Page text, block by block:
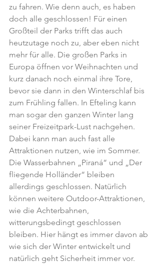
zu fahren. Wie denn auch, es haben
doch alle geschlossen! Für einen
Großteil der Parks trifft das auch
heutzutage noch zu, aber eben nicht
mehr für alle. Die großen Parks in
Europa öffnen vor Weihnachten und
kurz danach noch einmal ihre Tore,
bevor sie dann in den Winterschlaf bis
zum Frühling fallen. In Efteling kann
man sogar den ganzen Winter lang
seiner Freizeitpark-Lust nachgehen.
Dabei kann man auch fast alle
Attraktionen nutzen, wie im Sommer.
Die Wasserbahnen „Piraná“ und „Der
fliegende Holländer“ bleiben
allerdings geschlossen. Natürlich
können weitere Outdoor-Attraktionen,
wie die Achterbahnen,
witterungsbedingt geschlossen
bleiben. Hier hängt es immer davon ab
wie sich der Winter entwickelt und
natürlich geht Sicherheit immer vor.